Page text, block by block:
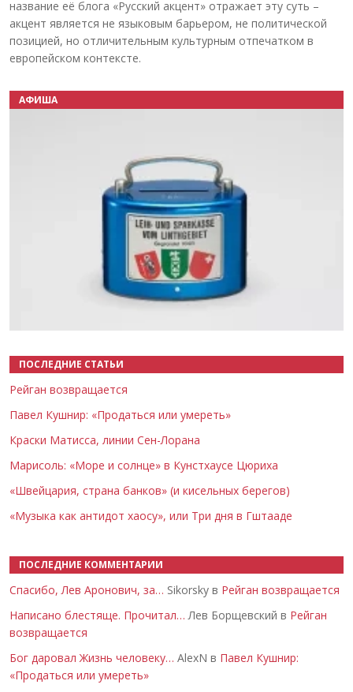
название её блога «Русский акцент» отражает эту суть –
акцент является не языковым барьером, не политической
позицией, но отличительным культурным отпечатком в
европейском контексте.
АФИША
ПОСЛЕДНИЕ СТАТЬИ
Рейган возвращается
Павел Кушнир: «Продаться или умереть»
Краски Матисса, линии Сен-Лорана
Марисоль: «Море и солнце» в Кунстхаусе Цюриха
«Швейцария, страна банков» (и кисельных берегов)
«Музыка как антидот хаосу», или Три дня в Гштааде
ПОСЛЕДНИЕ КОММЕНТАРИИ
Спасибо, Лев Аронович, за… Sikorsky в Рейган возвращается
Написано блестяще. Прочитал… Лев Борщевский в Рейган
возвращается
Бог даровал Жизнь человеку… AlexN в Павел Кушнир:
«Продаться или умереть»